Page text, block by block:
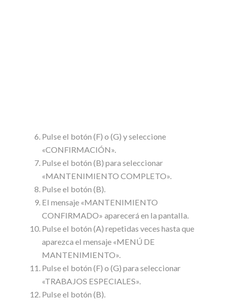
Pulse el botón (F) o (G) y seleccione
«CONFIRMACIÓN».
Pulse el botón (B) para seleccionar
«MANTENIMIENTO COMPLETO».
Pulse el botón (B).
El mensaje «MANTENIMIENTO
CONFIRMADO» aparecerá en la pantalla.
Pulse el botón (A) repetidas veces hasta que
aparezca el mensaje «MENÚ DE
MANTENIMIENTO».
Pulse el botón (F) o (G) para seleccionar
«TRABAJOS ESPECIALES».
Pulse el botón (B).